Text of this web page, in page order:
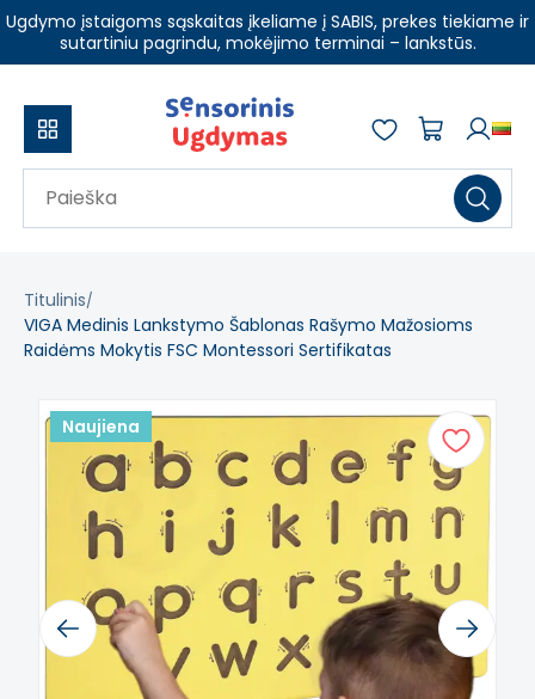
Ugdymo įstaigoms sąskaitas įkeliame į SABIS, prekes tiekiame ir
sutartiniu pagrindu, mokėjimo terminai – lankstūs.
Titulinis
VIGA Medinis Lankstymo Šablonas Rašymo Mažosioms
Raidėms Mokytis FSC Montessori Sertifikatas
Naujiena
Previous Next